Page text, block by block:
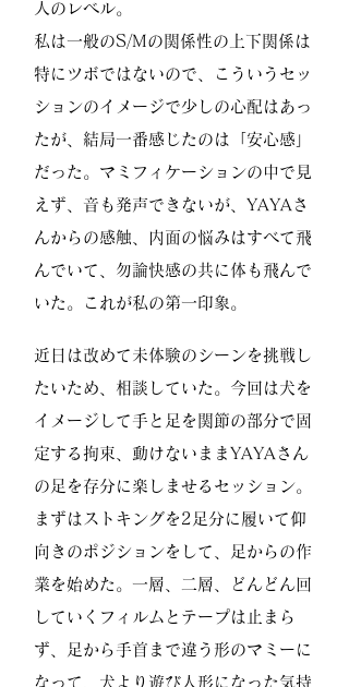
人のレベル。
私は一般のS/Mの関係性の上下関係は
特にツボではないので、こういうセッ
ションのイメージで少しの心配はあっ
たが、結局一番感じたのは「安心感」
だった。マミフィケーションの中で見
えず、音も発声できないが、YAYAさ
んからの感触、内面の悩みはすべて飛
んでいて、勿論快感の共に体も飛んで
いた。これが私の第一印象。
近日は改めて未体験のシーンを挑戦し
たいため、相談していた。今回は犬を
イメージして手と足を関節の部分で固
定する拘束、動けないままYAYAさん
の足を存分に楽しませるセッション。
まずはストキングを2足分に履いて仰
向きのポジションをして、足からの作
業を始めた。一層、二層、どんどん回
していくフィルムとテープは止まら
ず、足から手首まで違う形のマミーに
なって、犬より遊び人形になった気持